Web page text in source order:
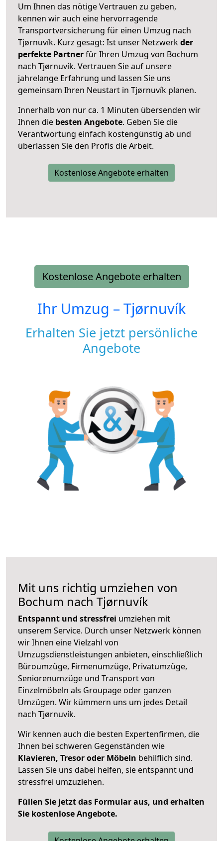
Um Ihnen das nötige Vertrauen zu geben,
kennen wir auch eine hervorragende
Transportversicherung für einen Umzug nach
Tjørnuvík. Kurz gesagt: Ist unser Netzwerkder
perfekte Partnerfür Ihren Umzug von Bochum
nach Tjørnuvík. Vertrauen Sie auf unsere
jahrelange Erfahrung und lassen Sie uns
gemeinsam Ihren Neustart in Tjørnuvík planen.
Innerhalb von nur ca. 1 Minuten übersenden wir
Ihnen die besten Angebote. Geben Sie die
Verantwortung einfach kostengünstig ab und
überlassen Sie den Profis die Arbeit.
Kostenlose Angebote erhalten
Kostenlose Angebote erhalten
Ihr Umzug –Tjørnuvík
Erhalten Sie jetzt persönliche
Angebote
Mit uns richtig umziehen von
Bochum nach Tjørnuvík
Entspannt und stressfrei umziehen mit
unserem Service. Durch unser Netzwerk können
wir Ihnen eine Vielzahl von
Umzugsdienstleistungen anbieten, einschließlich
Büroumzüge, Firmenumzüge, Privatumzüge,
Seniorenumzüge und Transport von
Einzelmöbeln als Groupage oder ganzen
Umzügen. Wir kümmern uns um jedes Detail
nach Tjørnuvík.
Wir kennen auch die besten Expertenfirmen, die
Ihnen bei schweren Gegenständen wie
Klavieren, Tresor oder Möbeln behilflich sind.
Lassen Sie uns dabei helfen, sie entspannt und
stressfrei umzuziehen.
Füllen Sie jetzt das Formular aus, und erhalten
Sie kostenlose Angebote.